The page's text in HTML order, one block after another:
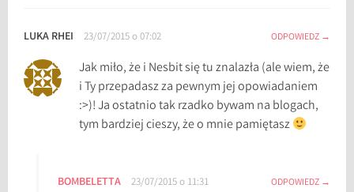
LUKA RHEI 23/07/2015 o 07:02 ODPOWIEDZ
Jak miło, że i Nesbit się tu znalazła (ale wiem, że
i Ty przepadasz za pewnym jej opowiadaniem
:>)! Ja ostatnio tak rzadko bywam na blogach,
tym bardziej cieszy, że o mnie pamiętasz
BOMBELETTA 23/07/2015 o 11:31 ODPOWIEDZ